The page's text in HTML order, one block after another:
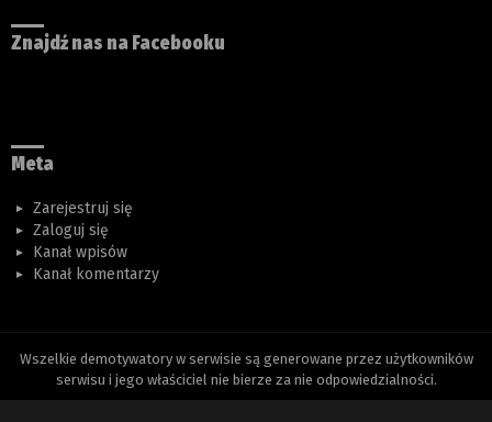
Znajdź nas na Facebooku
Meta
Zarejestruj się
Zaloguj się
Kanał wpisów
Kanał komentarzy
Wszelkie demotywatory w serwisie są generowane przez użytkowników
serwisu i jego właściciel nie bierze za nie odpowiedzialności.